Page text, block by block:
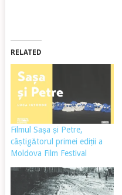
RELATED
Filmul Sașa și Petre,
câștigătorul primei ediții a
Moldova Film Festival